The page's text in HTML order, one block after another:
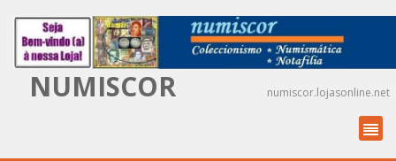
NUMISCOR numiscor.lojasonline.net